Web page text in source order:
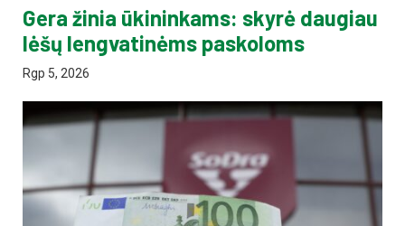
Gera žinia ūkininkams: skyrė daugiau
lėšų lengvatinėms paskoloms
Rgp 5, 2026